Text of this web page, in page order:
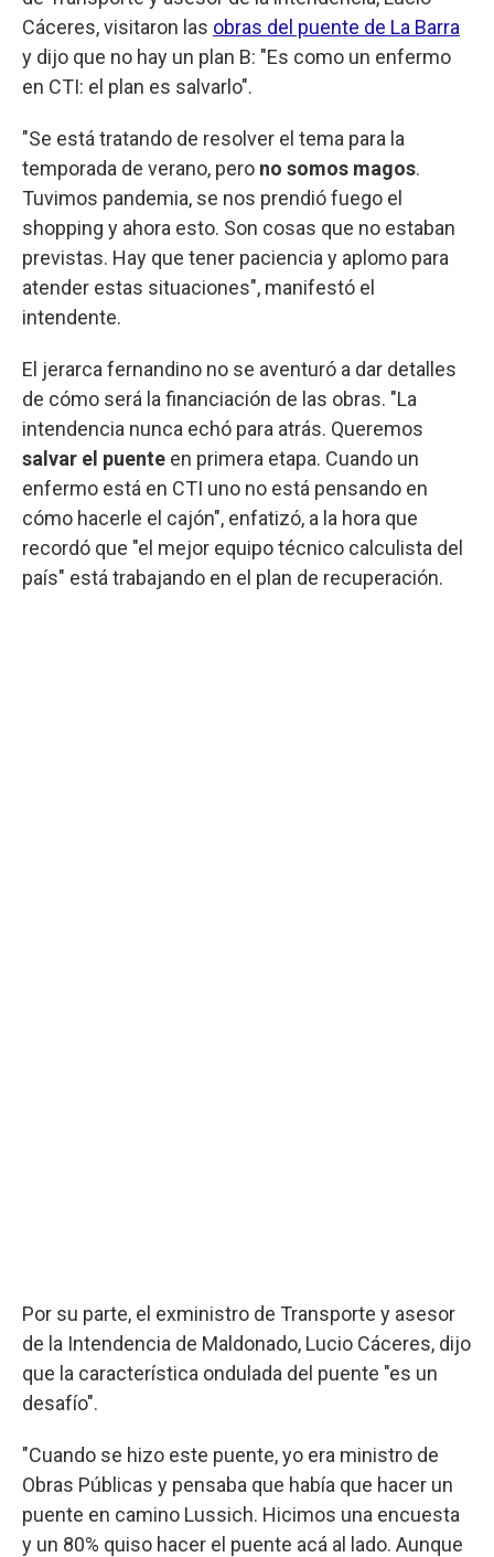
Cáceres, visitaron las obras del puente de La Barra
y dijo que no hay un plan B: "Es como un enfermo
en CTI: el plan es salvarlo".
"Se está tratando de resolver el tema para la
temporada de verano, pero no somos magos.
Tuvimos pandemia, se nos prendió fuego el
shopping y ahora esto. Son cosas que no estaban
previstas. Hay que tener paciencia y aplomo para
atender estas situaciones", manifestó el
intendente.
El jerarca fernandino no se aventuró a dar detalles
de cómo será la financiación de las obras. "La
intendencia nunca echó para atrás. Queremos
salvar el puente en primera etapa. Cuando un
enfermo está en CTI uno no está pensando en
cómo hacerle el cajón", enfatizó, a la hora que
recordó que "el mejor equipo técnico calculista del
país" está trabajando en el plan de recuperación.
Por su parte, el exministro de Transporte y asesor
de la Intendencia de Maldonado, Lucio Cáceres, dijo
que la característica ondulada del puente "es un
desafío".
"Cuando se hizo este puente, yo era ministro de
Obras Públicas y pensaba que había que hacer un
puente en camino Lussich. Hicimos una encuesta
y un 80% quiso hacer el puente acá al lado. Aunque